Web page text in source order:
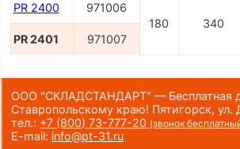
PR 2400
971006
180
340
PR 2401 971007
ООО "СКЛАДСТАНДАРТ" — Бесплатная
Ставропольскому краю! Пятигорск, ул.
тел.: +7 (800) 73-777-20 (звонок
E-mail: info@pt-31.ru